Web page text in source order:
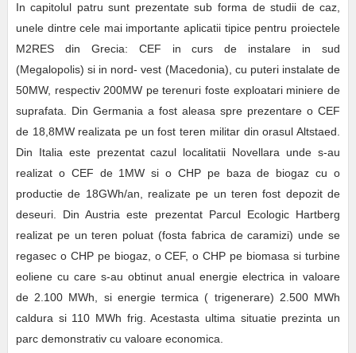
In capitolul patru sunt prezentate sub forma de studii de caz,
unele dintre cele mai importante aplicatii tipice pentru proiectele
M2RES din Grecia: CEF in curs de instalare in sud
(Megalopolis) si in nord- vest (Macedonia), cu puteri instalate de
50MW, respectiv 200MW pe terenuri foste exploatari miniere de
suprafata. Din Germania a fost aleasa spre prezentare o CEF
de 18,8MW realizata pe un fost teren militar din orasul Altstaed.
Din Italia este prezentat cazul localitatii Novellara unde s-au
realizat o CEF de 1MW si o CHP pe baza de biogaz cu o
productie de 18GWh/an, realizate pe un teren fost depozit de
deseuri. Din Austria este prezentat Parcul Ecologic Hartberg
realizat pe un teren poluat (fosta fabrica de caramizi) unde se
regasec o CHP pe biogaz, o CEF, o CHP pe biomasa si turbine
eoliene cu care s-au obtinut anual energie electrica in valoare
de 2.100 MWh, si energie termica ( trigenerare) 2.500 MWh
caldura si 110 MWh frig. Acestasta ultima situatie prezinta un
parc demonstrativ cu valoare economica.